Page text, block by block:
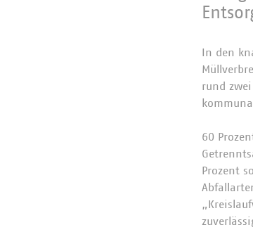
In den
rund
60
Prozent